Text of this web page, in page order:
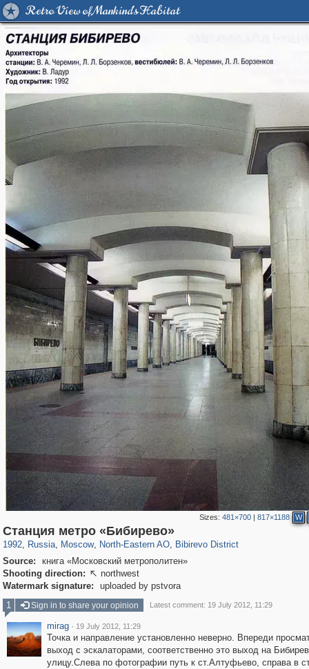
Retro View of Mankind's Habitat
Sizes: 481×700| 817×1188 W
Станция метро «Бибирево»
1992, Russia
1,407,338 29,248
, Moscow
319,882 8,286
, North-Eastern AO
24,495 250
, Bibirevo District
424
Source:
книга «Московский метрополитен»
Shooting direction:  northwest
Watermark signature:
uploaded by pstvora
1
Sign in to share your opinion Latest comment: 19 July 2012, 11:29
mirag · 19 July 2012, 11:29
Точка и направление установленно неверно. Впереди
выход с эскалаторами, соответственно это выход на
улицу.Слева по фотографии путь к ст.Алтуфьево, справа в